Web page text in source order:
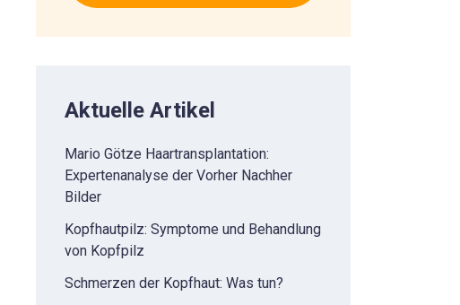
Aktuelle Artikel
Mario Götze Haartransplantation:
Expertenanalyse der Vorher Nachher
Bilder
Kopfhautpilz: Symptome und Behandlung
von Kopfpilz
Schmerzen der Kopfhaut: Was tun?